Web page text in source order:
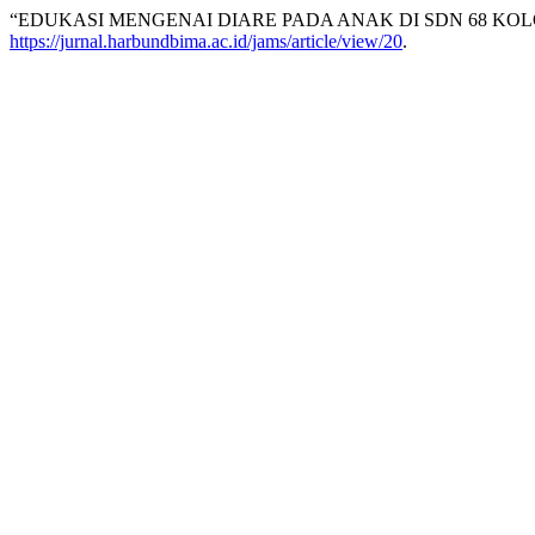
“EDUKASI MENGENAI DIARE PADA ANAK DI SDN 68
https://jurnal.harbundbima.ac.id/jams/article/view/20.